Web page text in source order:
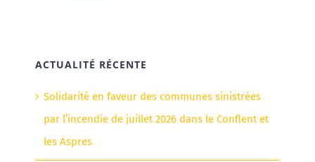
ACTUALITÉ RÉCENTE
Solidarité en faveur des communes sinistrées
par l’incendie de juillet 2026 dans le Conflent et
les Aspres